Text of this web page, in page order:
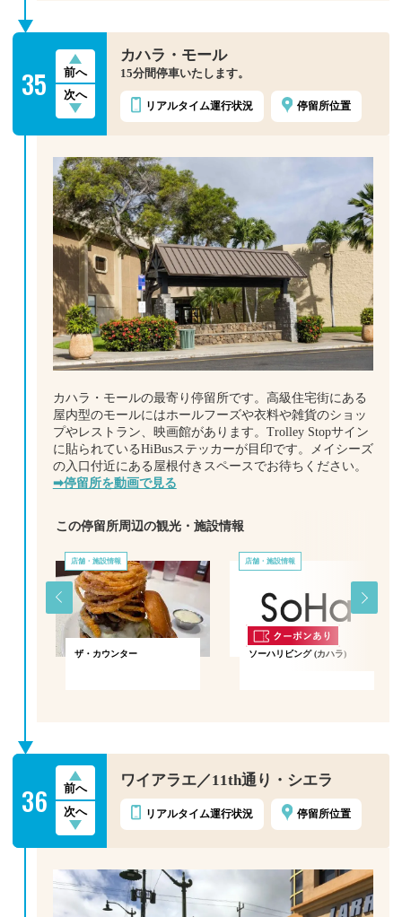
35
前へ
次へ
カハラ・モール
15分間停車いたします。
リアルタイム運行状況 停留所位置
カハラ・モールの最寄り停留所です。高級住宅街にある
屋内型のモールにはホールフーズや衣料や雑貨のショッ
プやレストラン、映画館があります。Trolley Stopサイン
に貼られているHiBusステッカーが目印です。メイシーズ
の入口付近にある屋根付きスペースでお待ちください。
➡停留所を動画で見る
この停留所周辺の観光・施設情報
店舗・施設情報
ザ・カウンター
店舗・施設情報
ソーハリビング (カハラ)
36
前へ
次へ
ワイアラエ／11th通り・シエラ
リアルタイム運行状況 停留所位置